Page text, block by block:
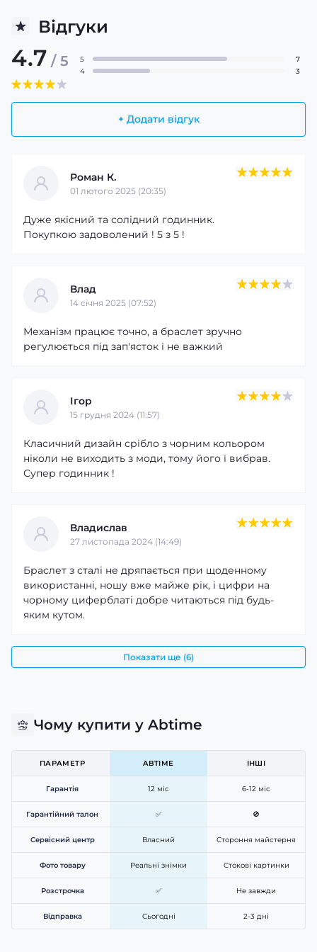
Відгуки
4.7 / 5
+ Додати відгук
5
7
4
3
Роман К.
01 лютого 2025 (20:35)
Дуже якісний та солідний годинник.
Покупкою задоволений ! 5 з 5 !
Влад
14 cічня 2025 (07:52)
Механізм працює точно, а браслет зручно
регулюється під зап'ясток і не важкий
Ігор
15 грудня 2024 (11:57)
Класичний дизайн срібло з чорним кольором
ніколи не виходить з моди, тому його і вибрав.
Супер годинник !
Владислав
27 листопада 2024 (14:49)
Браслет з сталі не дряпається при щоденному
використанні, ношу вже майже рік, і цифри на
чорному циферблаті добре читаються під будь-
яким кутом.
Показати ще (6)
Чому купити у Abtime
ПАРАМЕТР ABTIME ІНШІ
Гарантія 12 міс 6-12 міс
Гарантійний талон ✅ 🚫
Сервісний центр Власний Стороння майстерня
Фото товару Реальні знімки Стокові картинки
Розстрочка ✅ Не завжди
Відправка Сьогодні 2-3 дні